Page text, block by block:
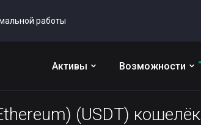
работы
Активы Возможности
(USDT) кошелёк